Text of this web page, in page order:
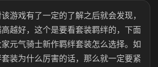
游戏有了一定的了解之后就会发现，
越好，这个是要看套装羁绊的，下面
元气骑士新作羁绊套装怎么选择。如
装为什么厉害的话，那么就一定要紧